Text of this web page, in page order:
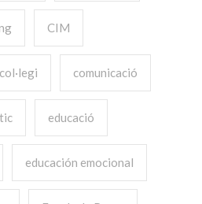
CIM
col·legi comunicació
educació
educación emocional